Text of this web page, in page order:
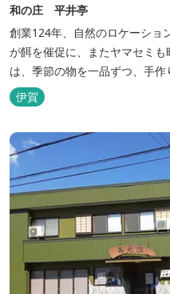
和の庄 平井亭
創業124年、自然のロケーショ
が餌を催促に、またヤマセミ
は、季節の物を一品ずつ、手
（宿泊一日一組）
伊賀